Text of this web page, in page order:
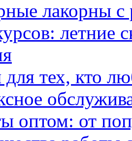
лакорны с
летние
тех, кто
оптом: от